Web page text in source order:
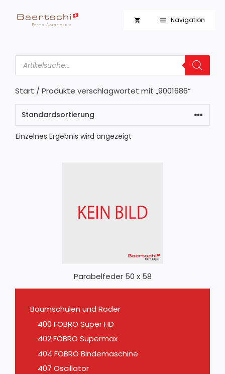
Inhalt
Navigation
Products
search
Start / Produkte verschlagwortet mit „9001686“
Einzelnes Ergebnis wird angezeigt
Parabelfeder 50 x 58
Baumschulen und Roder
400 FOBRO Super HD
402 FOBRO Supermax
404 FOBRO Bindemaschine
407 Oscillator